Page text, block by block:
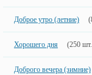
Доброе утро (летние)
Хорошего дня (250
Доброго вечера (зимние)